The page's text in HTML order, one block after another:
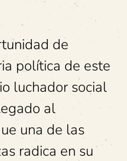
de
política de este
luchador social
al
una de las
radica en su